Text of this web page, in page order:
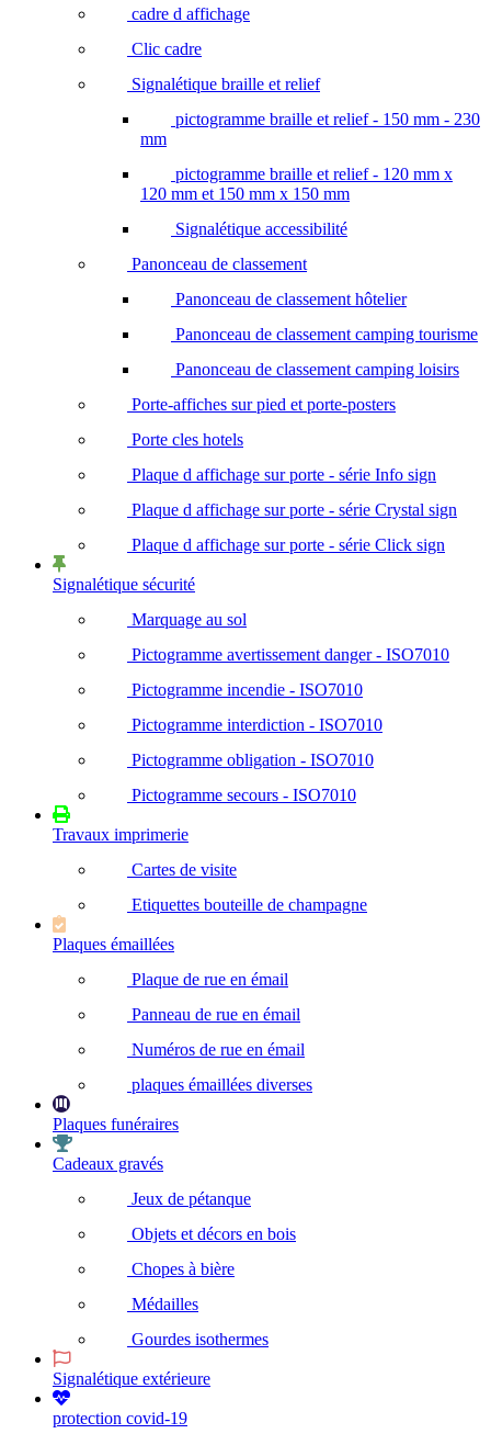
cadre d affichage
Clic cadre
Signalétique braille et relief
pictogramme braille et relief - 150 mm - 230
mm
pictogramme braille et relief - 120 mm x
120 mm et 150 mm x 150 mm
Signalétique accessibilité
Panonceau de classement
Panonceau de classement hôtelier
Panonceau de classement camping tourisme
Panonceau de classement camping loisirs
Porte-affiches sur pied et porte-posters
Porte cles hotels
Plaque d affichage sur porte - série Info sign
Plaque d affichage sur porte - série Crystal sign
Plaque d affichage sur porte - série Click sign
Signalétique sécurité
Marquage au sol
Pictogramme avertissement danger - ISO7010
Pictogramme incendie - ISO7010
Pictogramme interdiction - ISO7010
Pictogramme obligation - ISO7010
Pictogramme secours - ISO7010
Travaux imprimerie
Cartes de visite
Etiquettes bouteille de champagne
Plaques émaillées
Plaque de rue en émail
Panneau de rue en émail
Numéros de rue en émail
plaques émaillées diverses
Plaques funéraires
Cadeaux gravés
Jeux de pétanque
Objets et décors en bois
Chopes à bière
Médailles
Gourdes isothermes
Signalétique extérieure
protection covid-19